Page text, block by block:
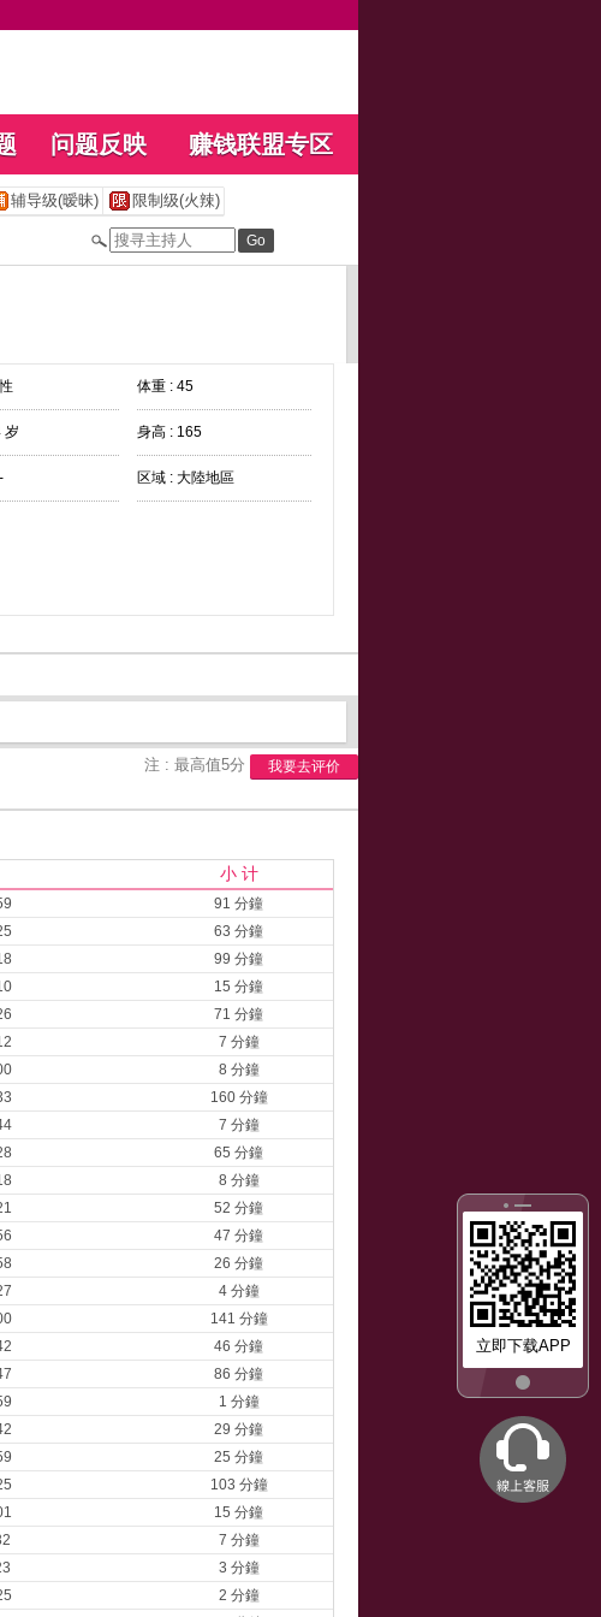
问题反映 赚钱联盟专区
立即下载APP
辅导级(暧昧) 限制级(火辣)
体重 : 45
岁 身高 : 165
区域 : 大陸地區
注 : 最高值5分 我要去评价
小 计
91 分鐘
63 分鐘
99 分鐘
15 分鐘
71 分鐘
7 分鐘
8 分鐘
160 分鐘
7 分鐘
65 分鐘
8 分鐘
52 分鐘
47 分鐘
26 分鐘
4 分鐘
141 分鐘
46 分鐘
86 分鐘
1 分鐘
29 分鐘
25 分鐘
103 分鐘
15 分鐘
7 分鐘
3 分鐘
2 分鐘